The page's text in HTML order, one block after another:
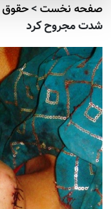
صفحه نخست>حقوق
شدت مجروح کرد